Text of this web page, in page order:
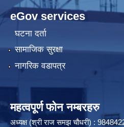
eGov services
घटना दर्ता
सामाजिक सुरक्षा
नागरिक वडापत्र
महत्वपूर्ण फोन नम्बरहरु
अध्यक्ष (श्री राज समझ चौधरी) :